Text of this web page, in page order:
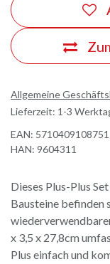
Allgemeine
Lieferzeit: 1-3
EAN: 5710409108751
HAN: 9604311
Dieses Plus-Plus
Bausteine befinden
x 3,5 x 27,8cm
Plus einfach und